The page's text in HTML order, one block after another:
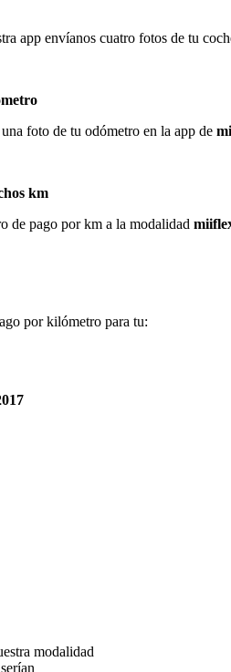
app envíanos cuatro fotos de tu
foto de tu odómetro en la app de
km
de pago por km a la modalidad
por kilómetro para tu:
modalidad